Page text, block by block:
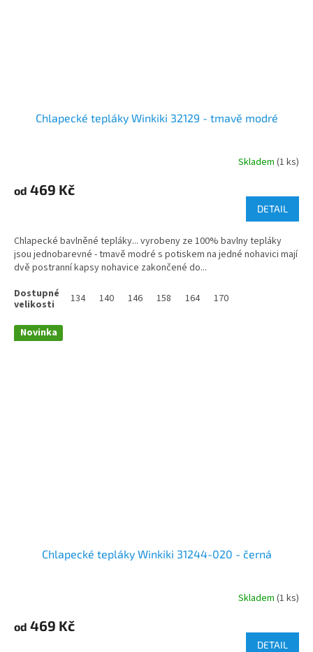
Chlapecké tepláky Winkiki 32129 - tmavě modré
Skladem (1 ks)
od 469 Kč
DETAIL
Chlapecké bavlněné tepláky... vyrobeny ze 100% bavlny tepláky
jsou jednobarevné - tmavě modré s potiskem na jedné nohavici mají
dvě postranní kapsy nohavice zakončené do...
134 140 146 158 164 170
Novinka
Chlapecké tepláky Winkiki 31244-020 - černá
Skladem (1 ks)
od 469 Kč
DETAIL